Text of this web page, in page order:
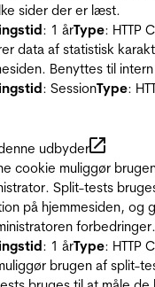
sider der er læst.
: 1 årType: HTTP
data af statistisk
Benyttes til
: SessionType:
udbyder
cookie muliggør
Split-tests
på hjemmesiden, og
forbedringer.
: 1 årType: HTTP
brugen af split-